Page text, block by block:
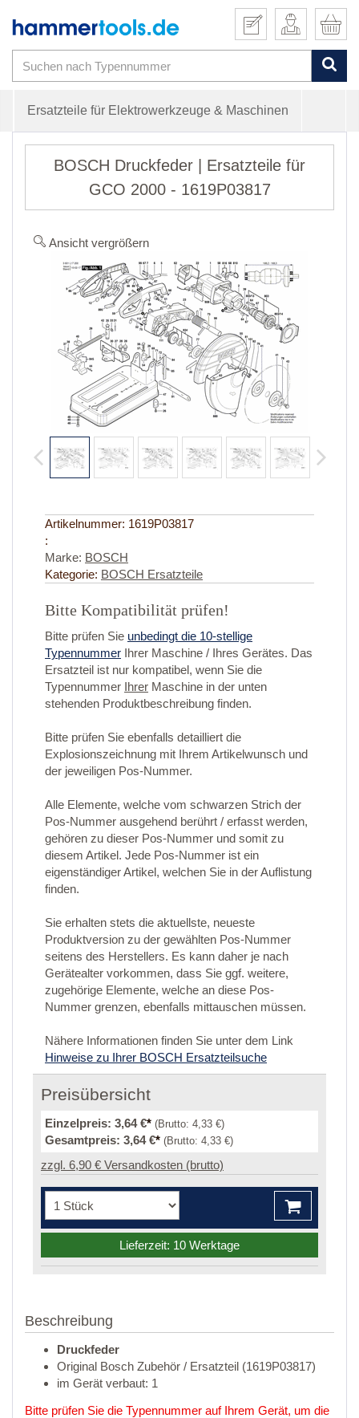
Ersatzteile für Elektrowerkzeuge & Maschinen
BOSCH Druckfeder | Ersatzteile für
GCO 2000 - 1619P03817
Ansicht vergrößern
Artikelnummer: 1619P03817
:
Marke: BOSCH
Kategorie: BOSCH Ersatzteile
Bitte Kompatibilität prüfen!
Bitte prüfen Sie unbedingt die 10-stellige
Typennummer Ihrer Maschine / Ihres Gerätes. Das
Ersatzteil ist nur kompatibel, wenn Sie die
Typennummer Ihrer Maschine in der unten
stehenden Produktbeschreibung finden.
Bitte prüfen Sie ebenfalls detailliert die
Explosionszeichnung mit Ihrem Artikelwunsch und
der jeweiligen Pos-Nummer.
Alle Elemente, welche vom schwarzen Strich der
Pos-Nummer ausgehend berührt / erfasst werden,
gehören zu dieser Pos-Nummer und somit zu
diesem Artikel. Jede Pos-Nummer ist ein
eigenständiger Artikel, welchen Sie in der Auflistung
finden.
Sie erhalten stets die aktuellste, neueste
Produktversion zu der gewählten Pos-Nummer
seitens des Herstellers. Es kann daher je nach
Gerätealter vorkommen, dass Sie ggf. weitere,
zugehörige Elemente, welche an diese Pos-
Nummer grenzen, ebenfalls mittauschen müssen.
Nähere Informationen finden Sie unter dem Link
Hinweise zu Ihrer BOSCH Ersatzteilsuche
Preisübersicht
Einzelpreis: 3,64 €* (Brutto: 4,33 €)
Gesamtpreis: 3,64 €* (Brutto: 4,33 €)
zzgl. 6,90 € Versandkosten (brutto)
Lieferzeit: 10 Werktage
Beschreibung
Druckfeder
Original Bosch Zubehör / Ersatzteil (1619P03817)
im Gerät verbaut: 1
Bitte prüfen Sie die Typennummer auf Ihrem Gerät, um die